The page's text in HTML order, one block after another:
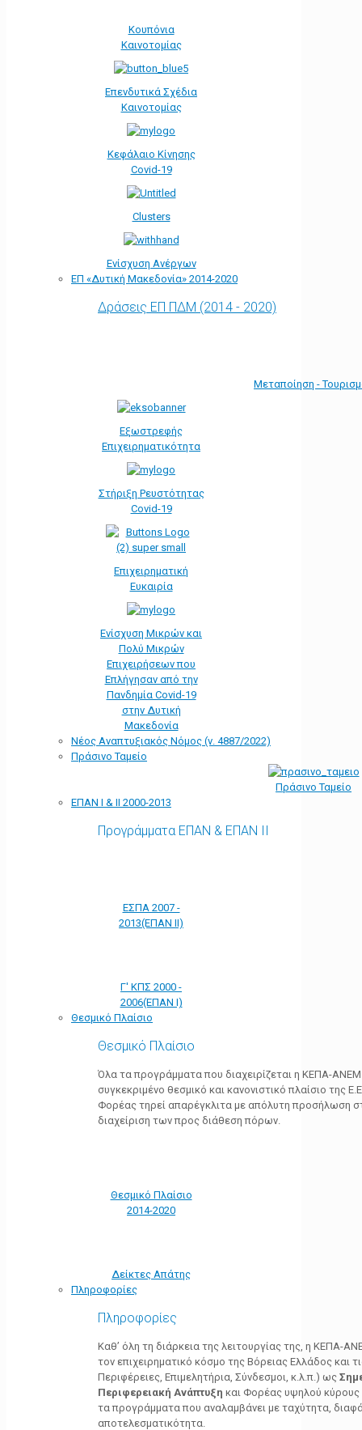
Κουπόνια
Καινοτομίας
Επενδυτικά Σχέδια
Καινοτομίας
Κεφάλαιο Κίνησης
Covid-19
Clusters
Ενίσχυση Ανέργων
ΕΠ «Δυτική Μακεδονία» 2014-2020
Δράσεις ΕΠ ΠΔΜ (2014 - 2020)
Μεταποίηση -
Εξωστρεφής
Επιχειρηματικότητα
Στήριξη Ρευστότητας
Covid-19
Επιχειρηματική
Ευκαιρία
Ενίσχυση Μικρών και
Πολύ Μικρών
Επιχειρήσεων που
Επλήγησαν από την
Πανδημία Covid-19
στην Δυτική
Μακεδονία
Νέος Αναπτυξιακός Νόμος (ν. 4887/2022)
Πράσινο Ταμείο
Πράσινο Ταμείο
ΕΠΑΝ Ι & ΙΙ 2000-2013
Προγράμματα ΕΠΑΝ & ΕΠΑΝ ΙΙ
ΕΣΠΑ 2007 -
2013(ΕΠΑΝ ΙΙ)
Γ' ΚΠΣ 2000 -
2006(ΕΠΑΝ Ι)
Θεσμικό Πλαίσιο
Θεσμικό Πλαίσιο
Όλα τα προγράμματα που διαχειρίζεται η ΚΕΠΑ-
συγκεκριμένο θεσμικό και κανονιστικό πλαίσιο της
Φορέας τηρεί απαρέγκλιτα με απόλυτη προσήλωση
διαχείριση των προς διάθεση πόρων.
Θεσμικό Πλαίσιο
2014-2020
Δείκτες Απάτης
Πληροφορίες
Πληροφορίες
Καθ’ όλη τη διάρκεια της λειτουργίας της, η ΚΕΠΑ-
τον επιχειρηματικό κόσμο της Βόρειας Ελλάδος και
Περιφέρειες, Επιμελητήρια, Σύνδεσμοι, κ.λ.π.) ως
Περιφερειακή Ανάπτυξη και Φορέας υψηλού κύρους
τα προγράμματα που αναλαμβάνει με ταχύτητα,
αποτελεσματικότητα.